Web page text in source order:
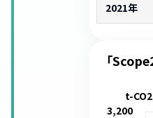
2021年
「
3,200
t-CO2